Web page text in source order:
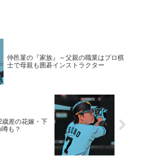
仲邑菫の『家族』～父親の職業はプロ棋
士で母親も囲碁インストラクター
差の花嫁・下
も？